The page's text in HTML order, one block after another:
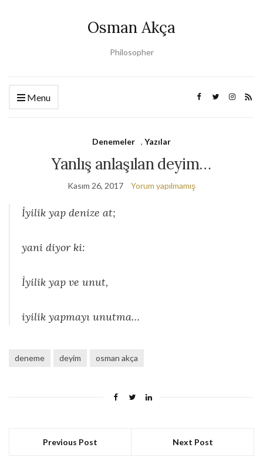
Osman Akça
Philosopher
Menu
Denemeler , Yazılar
Yanlış anlaşılan deyim…
Kasım 26, 2017 Yorum yapılmamış
İyilik yap denize at;
yani diyor ki:
İyilik yap ve unut,
iyilik yapmayı unutma…
deneme deyim osman akça
Previous Post Next Post